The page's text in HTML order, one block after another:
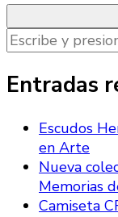
¿Buscas
algo?
Entradas
Escudos
en Arte
Nueva
Memorias
Camiseta